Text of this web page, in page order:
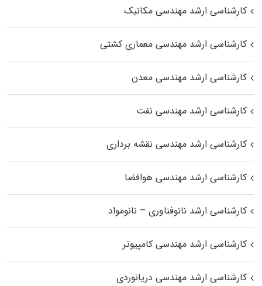
کارشناسی ارشد مهندسی مکانیک
کارشناسی ارشد مهندسی معماری کشتی
کارشناسی ارشد مهندسی معدن
کارشناسی ارشد مهندسی نفت
کارشناسی ارشد مهندسی نقشه برداری
کارشناسی ارشد مهندسی هوافضا
کارشناسی ارشد نانوفناوری – نانومواد
کارشناسی ارشد مهندسی کامپیوتر
کارشناسی ارشد مهندسی دریانوردی